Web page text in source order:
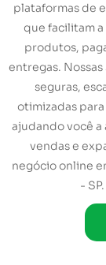
plataformas de
que facilitam
produtos,
entregas. Nossas
seguras,
otimizadas
ajudando você a
vendas e
negócio online
- SP.